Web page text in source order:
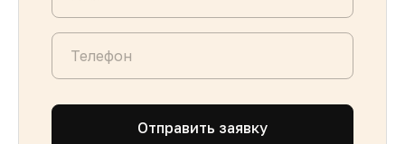
Отправить заявку